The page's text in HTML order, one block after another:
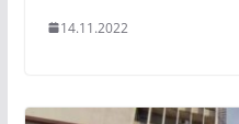
14.11.2022